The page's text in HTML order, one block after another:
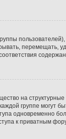
перемещать,
на
группе могут
одновременно
к приватным